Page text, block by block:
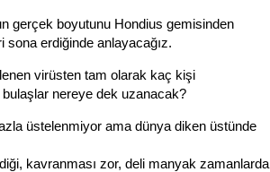
gerçek boyutunu Hondius gemisinden
sona erdiğinde anlayacağız.
virüsten tam olarak kaç kişi
nereye dek uzanacak?
üstelenmiyor ama dünya diken üstünde
kavranması zor, deli manyak zamanlarda